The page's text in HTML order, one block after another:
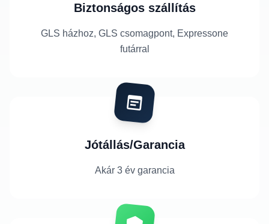
Biztonságos szállítás
GLS házhoz, GLS csomagpont, Expressone
futárral
Jótállás/Garancia
Akár 3 év garancia